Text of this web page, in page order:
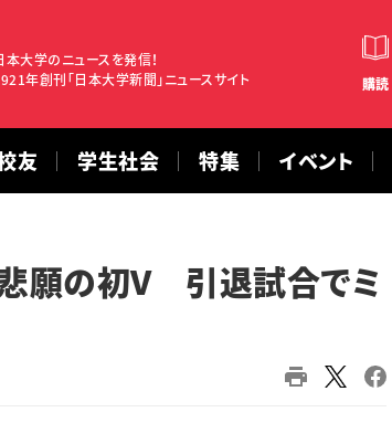
本大学のニュースを発信！
年創刊「日本大学新聞」ニュースサイト
購読
友 学生社会 特集 イベント
願の初V 引退試合でミ